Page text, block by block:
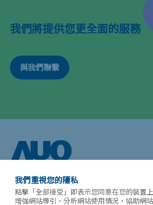
我們將提供您更全面的服務
與我們聯繫
我們重視您的隱私
點擊「全部接受」即表示您同意在您的裝置
增強網站導引，分析網站使用情況，協助網